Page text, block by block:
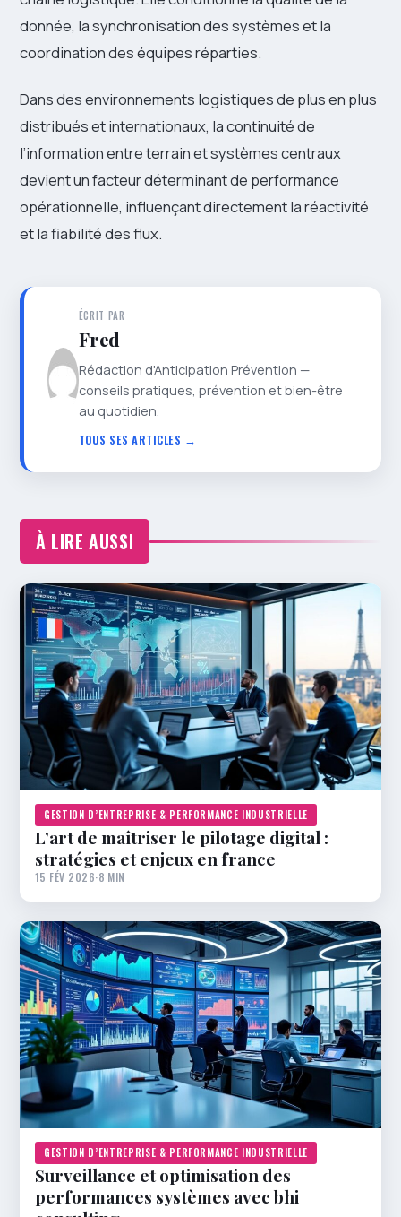
donnée, la synchronisation des systèmes et la
coordination des équipes réparties.
Dans des environnements logistiques de plus en plus
distribués et internationaux, la continuité de
l’information entre terrain et systèmes centraux
devient un facteur déterminant de performance
opérationnelle, influençant directement la réactivité
et la fiabilité des flux.
ÉCRIT PAR
Fred
Rédaction d'Anticipation Prévention —
conseils pratiques, prévention et bien-être
au quotidien.
TOUS SES ARTICLES →
À LIRE AUSSI
GESTION D’ENTREPRISE & PERFORMANCE INDUSTRIELLE
L’art de maîtriser le pilotage digital :
stratégies et enjeux en france
15 FÉV 2026·8 MIN
GESTION D’ENTREPRISE & PERFORMANCE INDUSTRIELLE
Surveillance et optimisation des
performances systèmes avec bhi